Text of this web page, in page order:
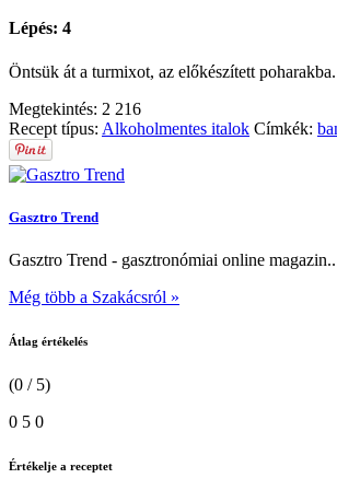
Lépés: 4
Öntsük át a turmixot, az előkészített poharakba.
Megtekintés: 2 216
Recept típus: Alkoholmentes italok Címkék:
Gasztro Trend
Gasztro Trend - gasztronómiai online magazin..
Még több a Szakácsról »
Átlag értékelés
(0 / 5)
0 5 0
Értékelje a receptet